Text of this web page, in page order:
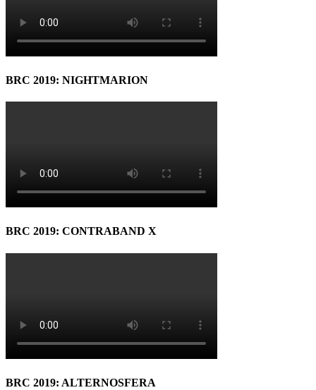
BRC 2019: NIGHTMARION
BRC 2019: CONTRABAND X
BRC 2019: ALTERNOSFERA